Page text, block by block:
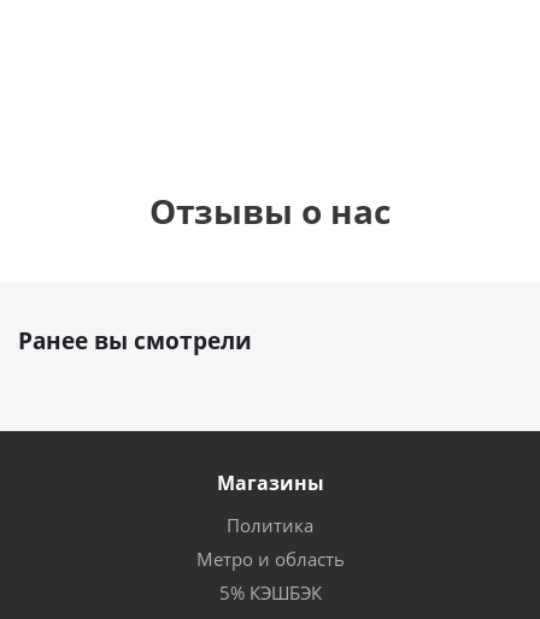
Отзывы о нас
Ранее вы смотрели
Магазины
Политика
Метро и область
5% КЭШБЭК